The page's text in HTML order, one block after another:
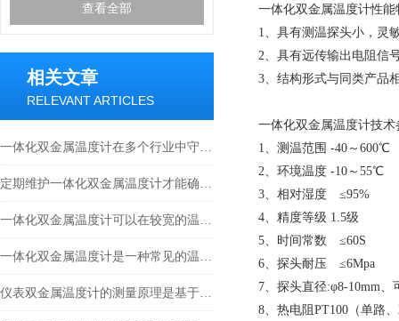
查看全部
相关文章
RELEVANT ARTICLES
一体化双金属温度计性能
1、具有测温探头小，灵
2、具有远传输出电阻信
3、结构形式与同类产品
一体化双金属温度计技术
1、测温范围 -40～600℃
2、环境温度 -10～55℃
3、相对湿度 ≤95%
4、精度等级 1.5级
5、时间常数 ≤60S
6、探头耐压 ≤6Mpa
7、探头直径:φ8-10mm、
8、热电阻PT100（单路